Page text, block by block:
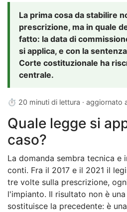
La prima cosa da stabilire
prescrizione, ma in quale
fatto: la data di
si applica, e con la
Corte costituzionale ha
centrale.
⏱ 20 minuti di lettura · aggiornato
Quale legge si
caso?
La domanda sembra tecnica e
conti. Fra il 2017 e il 2021 il
tre volte sulla prescrizione,
l'impianto. Il risultato non è
sostituisce la precedente: è una